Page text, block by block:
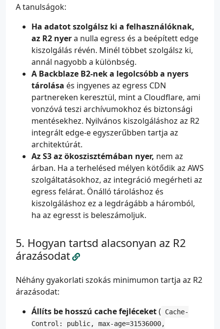
A tanulságok:
Ha adatot szolgálsz ki a felhasználóknak,
az R2 nyera nulla egress és a beépített edge
kiszolgálás révén. Minél többet szolgálsz ki,
annál nagyobb a különbség.
A Backblaze B2-nek a legolcsóbb a nyers
tárolása és ingyenes az egress CDN
partnereken keresztül, mint a Cloudflare, ami
vonzóvá teszi archívumokhoz és biztonsági
mentésekhez. Nyilvános kiszolgáláshoz az R2
integrált edge-e egyszerűbben tartja az
architektúrát.
Az S3 az ökoszisztémában nyer, nem az
árban. Ha a terhelésed mélyen kötődik az AWS
szolgáltatásokhoz, az integráció megérheti az
egress felárat. Önálló tároláshoz és
kiszolgáláshoz ez a legdrágább a háromból,
ha az egresst is beleszámoljuk.
Hogyan tartsd alacsonyan az R2
árazásodat
Néhány gyakorlati szokás minimumon tartja az R2
árazásodat:
Állíts be hosszú cache fejléceket(
Cache-
Control: public, max-age=31536000,